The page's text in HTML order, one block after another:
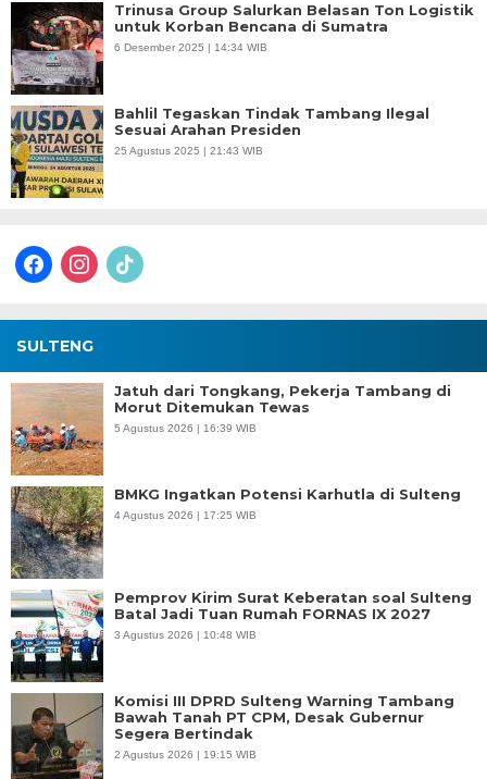
Trinusa Group Salurkan Belasan Ton Logistik
untuk Korban Bencana di Sumatra
6 Desember 2025 | 14:34 WIB
Bahlil Tegaskan Tindak Tambang Ilegal
Sesuai Arahan Presiden
25 Agustus 2025 | 21:43 WIB
facebookinstagram
tiktok
SULTENG
Jatuh dari Tongkang, Pekerja Tambang di
Morut Ditemukan Tewas
5 Agustus 2026 | 16:39 WIB
BMKG Ingatkan Potensi Karhutla di Sulteng
4 Agustus 2026 | 17:25 WIB
Pemprov Kirim Surat Keberatan soal Sulteng
Batal Jadi Tuan Rumah FORNAS IX 2027
3 Agustus 2026 | 10:48 WIB
Komisi III DPRD Sulteng Warning Tambang
Bawah Tanah PT CPM, Desak Gubernur
Segera Bertindak
2 Agustus 2026 | 19:15 WIB